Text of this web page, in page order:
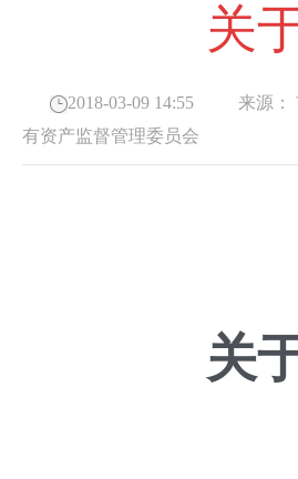
关
2018-03-09 14:55 来源：
有资产监督管理委员会
关